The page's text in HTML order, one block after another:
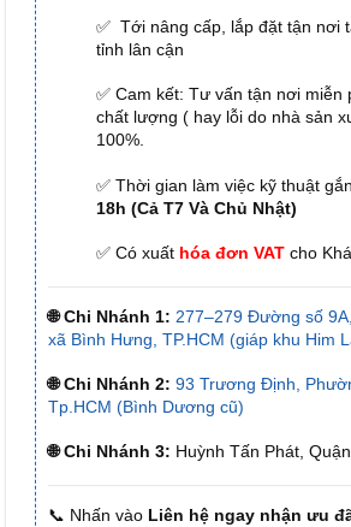
✅ Tới nâng cấp, lắp đặt tận nơi
tỉnh lân cận
✅ Cam kết: Tư vấn tận nơi miễn
chất lượng ( hay lỗi do nhà sản
100%.
✅ Thời gian làm việc kỹ thuật
18h (Cả T7 Và Chủ Nhật)
✅ Có xuất hóa đơn VAT cho
🌐 Chi Nhánh 1: 277–279 Đường số
xã Bình Hưng, TP.HCM (giáp khu Him
🌐 Chi Nhánh 2: 93 Trương Định,
Tp.HCM (Bình Dương cũ)
🌐 Chi Nhánh 3: Huỳnh Tấn Phát,
📞 Nhấn vào Liên hệ ngay nhận ưu